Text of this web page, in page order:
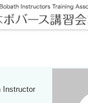
Instructor